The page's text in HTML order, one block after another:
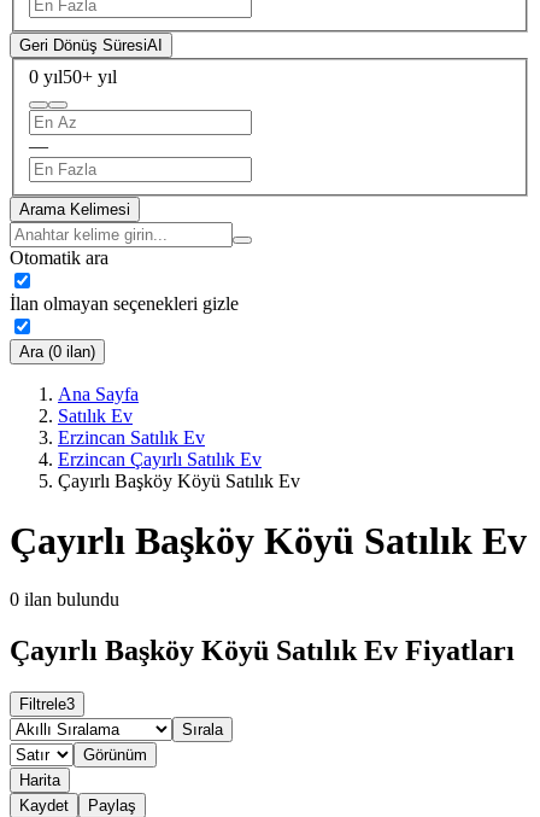
Geri Dönüş SüresiAI
0 yıl50+ yıl
—
Arama Kelimesi
Otomatik ara
İlan olmayan seçenekleri gizle
Ara (0 ilan)
Ana Sayfa
Satılık Ev
Erzincan Satılık Ev
Erzincan Çayırlı Satılık Ev
Çayırlı Başköy Köyü Satılık Ev
Çayırlı Başköy Köyü Satılık Ev
0 ilan bulundu
Çayırlı Başköy Köyü Satılık Ev Fiyatları
Filtrele3
Sırala
Görünüm
Harita
Kaydet
Paylaş